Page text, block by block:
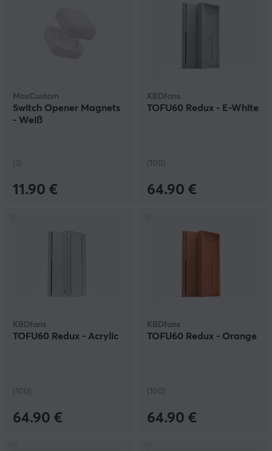
MaxCustom
Switch Opener Magnets
- Weiß
(3)
11.90 €
KBDfans
TOFU60 Redux - E-White
(100)
64.90 €
KBDfans
TOFU60 Redux - Acrylic
(100)
64.90 €
KBDfans
TOFU60 Redux - Orange
(100)
64.90 €